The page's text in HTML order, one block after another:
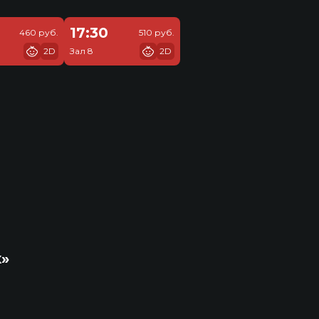
460 руб.
2D
17:30
Зал 8
510 руб.
2D